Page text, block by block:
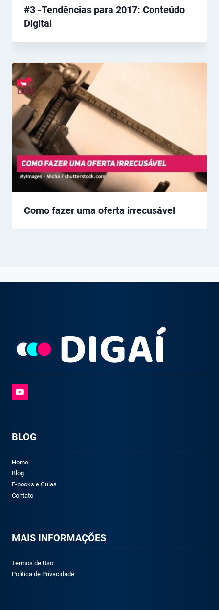
#3 -Tendências para 2017: Conteúdo
Digital
Como fazer uma oferta irrecusável
BLOG
Home
Blog
E-books e Guias
Contato
MAIS INFORMAÇÕES
Termos de Uso
Política de Privacidade